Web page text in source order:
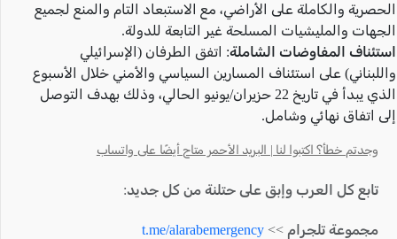
الحصرية والكاملة على الأراضي، مع الاستبعاد التام والمنع لجميع
الجهات والمليشيات المسلحة غير التابعة للدولة.
استئناف المفاوضات الشاملة:اتفق الطرفان (الإسرائيلي
واللبناني) على استئناف المسارين السياسي والأمني خلال الأسبوع
الذي يبدأ في تاريخ 22 حزيران/يونيو الحالي، وذلك بهدف التوصل
إلى اتفاق نهائي وشامل.
وجدتم خطأ؟ اكتبوا لنا | البريد الأحمر متاح أيضًا على واتساب
تابع كل العرب وإبق على حتلنة من كل جديد:
مجموعة تلجرام >> t.me/alarabemergency